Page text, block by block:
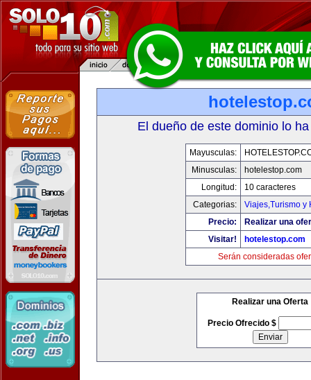
El dueño de este dominio lo
Mayusculas:
Minusculas:
hotelestop.com
Longitud:
10 caracteres
Categorias:
Viajes,Turismo y
Precio:
Realizar una
Visitar!
hotelestop.com
Serán consideradas
Realizar una Oferta
Precio Ofrecido $